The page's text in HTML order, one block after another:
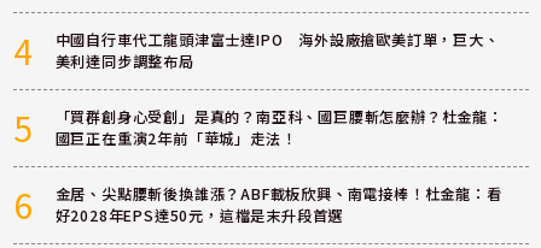
4
中國自行車代工龍頭津富士達IPO 海外設廠搶歐美訂單，巨大、
美利達同步調整布局
5
「買群創身心受創」是真的？南亞科、國巨腰斬怎麼辦？杜金龍：
國巨正在重演2年前「華城」走法！
6
金居、尖點腰斬後換誰漲？ABF載板欣興、南電接棒！杜金龍：看
好2028年EPS達50元，這檔是末升段首選